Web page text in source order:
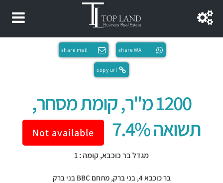
share WA
share mail
copy url
1200 מ"ר, קומת מסחר,
תשואה 7.4%
Not available
מגדל בר כוכבא, קומה : 1
בר כוכבא 4, בני ברק,מתחם BBC בני ברק